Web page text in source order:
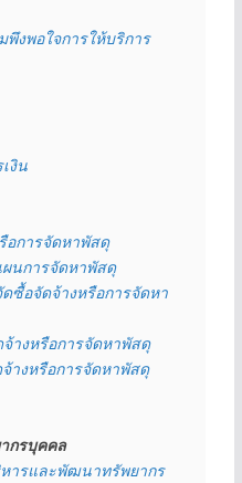
พึงพอใจการให้บริการ
งิน
อการจัดหาพัสดุ
นการจัดหาพัสดุ
ซื้อจัดจ้างหรือการจัดหา
างหรือการจัดหาพัสดุ
างหรือการจัดหาพัสดุ
กรบุคคล
ารและพัฒนาทรัพยากร